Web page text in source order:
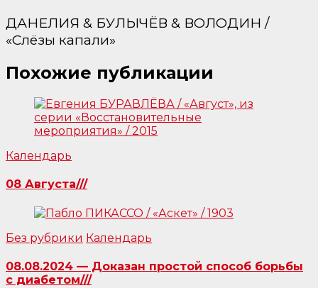
ДАНЕЛИЯ & БУЛЫЧЁВ & ВОЛОДИН /
«Слёзы капали»
Похожие публикации
Календарь
08 Августа///
Без рубрики Календарь
08.08.2024 — Доказан простой способ борьбы
с диабетом///